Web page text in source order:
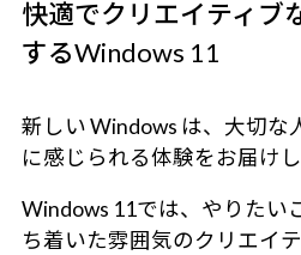
快適でクリエイティブ
するWindows 11
新しい Windows は、大切な
に感じられる体験をお届けし
Windows 11では、やりたい
ち着いた雰囲気のクリエイ